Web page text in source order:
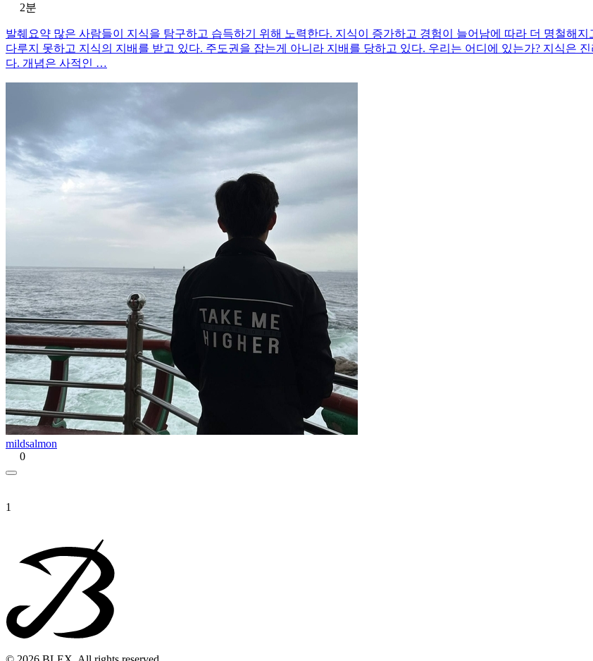
2분
발췌요약 많은 사람들이 지식을 탐구하고 습득하기 위해 노력한다. 지식이 증가하고 경험이 늘어남에 따라 더 명철해
다루지 못하고 지식의 지배를 받고 있다. 주도권을 잡는게 아니라 지배를 당하고 있다. 우리는 어디에 있는가? 지식은
다. 개념은 사적인 …
mildsalmon
0
1